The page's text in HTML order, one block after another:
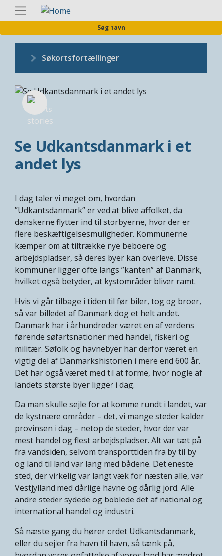
Søg havn
Søkortsfortællinger
Se Udkantsdanmark i et
andet lys
I dag taler vi meget om, hvordan
”Udkantsdanmark” er ved at blive affolket, da
danskerne flytter ind til storbyerne, hvor der er
flere beskæftigelsesmuligheder. Kommunerne
kæmper om at tiltrække nye beboere og
arbejdspladser, så deres byer kan overleve. Disse
kommuner ligger ofte langs ”kanten” af Danmark,
hvilket også betyder, at kystområder bliver ramt.
Hvis vi går tilbage i tiden til før biler, tog og broer,
så var billedet af Danmark dog et helt andet.
Danmark har i århundreder været en af verdens
førende søfartsnationer med handel, fiskeri og
militær. Søfolk og havnebyer har derfor været en
vigtig del af Danmarkshistorien i mere end 600 år.
Det har også været med til at forme, hvor nogle af
landets største byer ligger i dag.
Da man skulle sejle for at komme rundt i landet, var
de kystnære områder – det, vi mange steder kalder
provinsen i dag – netop de steder, hvor der var
mest handel og flest arbejdspladser. Alt var tæt på
fra vandsiden, selvom transporttiden fra by til by
og land til land var lang med bådene. Det eneste
sted, der virkelig var langt væk for næsten alle, var
Vestjylland med dårlige havne og dårlig jord. Alle
andre steder sydede og boblede det af national og
international handel og industri.
Så næste gang du hører ordet Udkantsdanmark,
eller du sejler fra havn til havn, så tænk på,